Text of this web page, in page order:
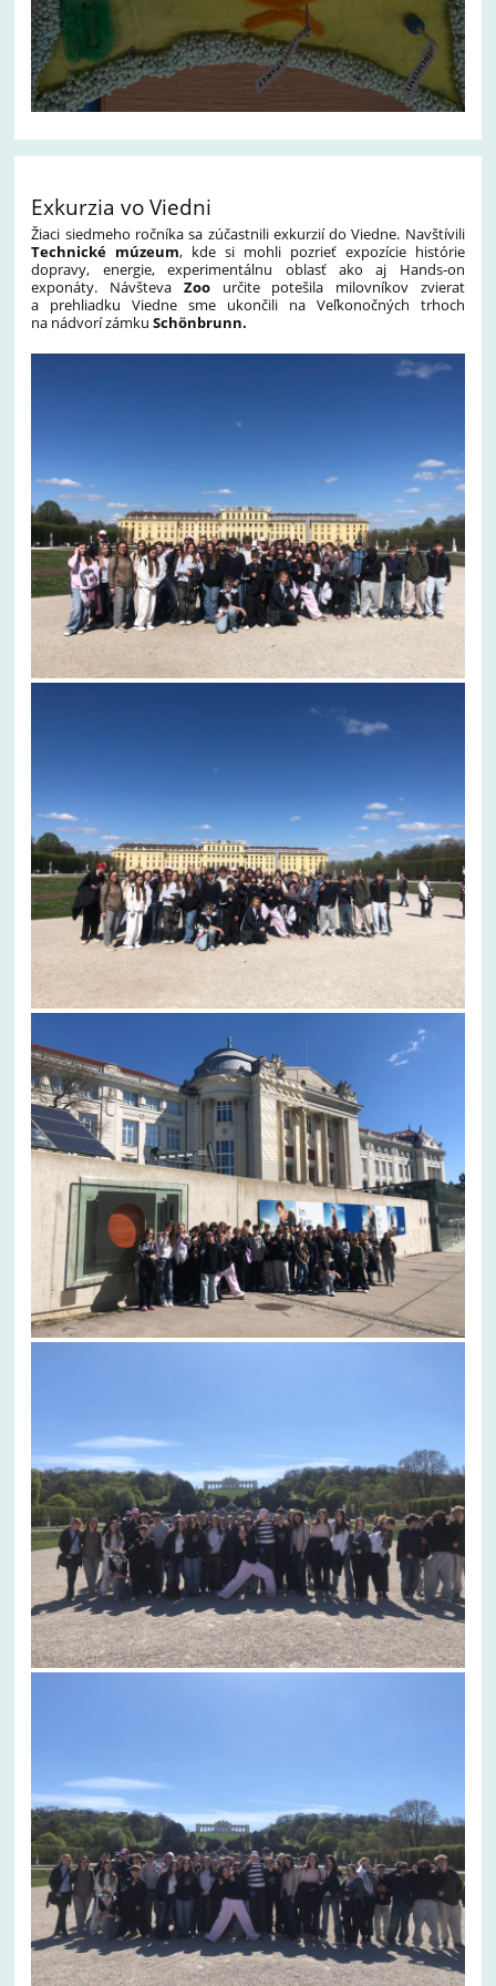
Exkurzia vo Viedni
Žiaci siedmeho ročníka sa zúčastnili exkurzií do Viedne. Navštívili
Technické múzeum, kde si mohli pozrieť expozície histórie
dopravy, energie, experimentálnu oblasť ako aj Hands-on
exponáty. Návšteva Zoourčite potešila milovníkov zvierat
a prehliadku Viedne sme ukončili na Veľkonočných trhoch
na nádvorí zámkuSchönbrunn.